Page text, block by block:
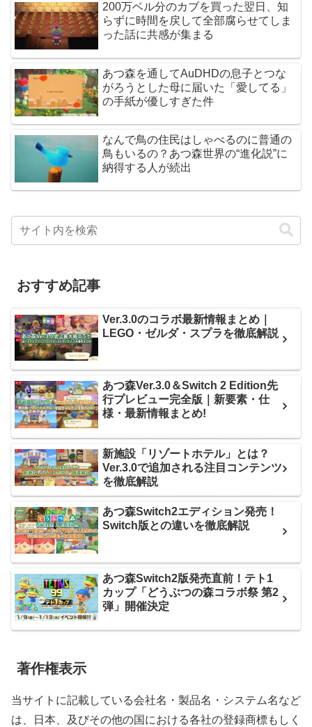
200万ベル分のカブを買った翌日、知
らずに時間を戻して全部腐らせてしま
った話に共感が集まる
あつ森を通してAuDHDの息子とつな
がろうとした母に届いた「愛してる」
の手紙が優しすぎた件
なんで鳥の住民はしゃべるのに普通の
鳥もいるの？あつ森世界の“進化説”に
納得する人が続出
おすすめ記事
Ver.3.0のコラボ最新情報まとめ｜
LEGO・ゼルダ・スプラを徹底解説
あつ森Ver.3.0＆Switch 2 Edition先
行プレビュー完全版｜新要素・仕
様・最新情報まとめ!
新施設「リゾートホテル」とは？
Ver.3.0で追加される注目コンテンツ
を徹底解説
あつ森Switch2エディション発売！
Switch版との違いを徹底解説
あつ森Switch2版発売直前！テト1
カップ「どうぶつの森コラボ祭 第2
弾」開催決定
著作権表示
当サイトに記載している会社名・製品名・システム名など
は、日本、及びその他の国における各社の登録商標もしく